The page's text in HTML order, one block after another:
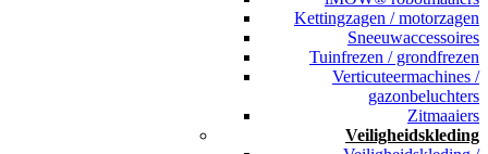
Kettingzagen / motorzagen
Sneeuwaccessoires
Tuinfrezen / grondfrezen
Verticuteermachines /
gazonbeluchters
Zitmaaiers
Veiligheidskleding